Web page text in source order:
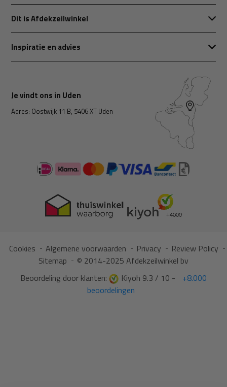
Dit is Afdekzeilwinkel
Inspiratie en advies
Je vindt ons in Uden
Adres: Oostwijk 11 B, 5406 XT Uden
Cookies Algemene voorwaarden Privacy
Review Policy
Sitemap
© 2014-2025 Afdekzeilwinkel bv
Beoordeling door klanten:
Kiyoh 9.3 / 10 -
+8.000
beoordelingen